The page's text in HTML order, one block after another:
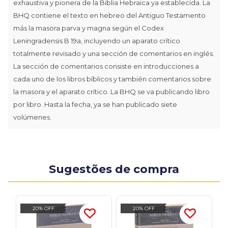
exhaustiva y pionera de la Biblia Hebraica ya establecida. La
BHQ contiene el texto en hebreo del Antiguo Testamento
más la masora parva y magna según el Codex
Leningradensis B 19a, incluyendo un aparato crítico
totalmente revisado y una sección de comentarios en inglés.
La sección de comentarios consiste en introducciones a
cada uno de los libros bíblicos y también comentarios sobre
la masora y el aparato crítico. La BHQ se va publicando libro
por libro. Hasta la fecha, ya se han publicado siete
volúmenes.
Sugestões de compra
20% OFF 20% OFF